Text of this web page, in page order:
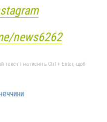
news6262
текст і натисніть Ctrl + Enter, щоб